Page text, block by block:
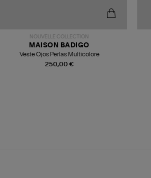
NOUVELLE COLLECTION
250,00 €
MAISON BADIGO
Veste Ojos Perlas Multicolore